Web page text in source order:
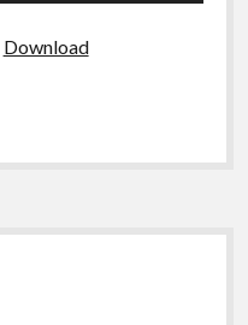
Download